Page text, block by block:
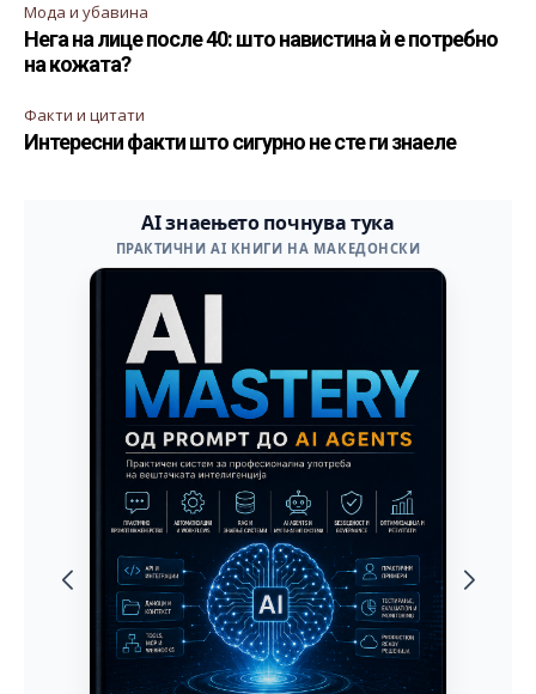
Мода и убавина
Нега на лице после 40: што навистина ѝ е потребно
на кожата?
Факти и цитати
Интересни факти што сигурно не сте ги знаеле